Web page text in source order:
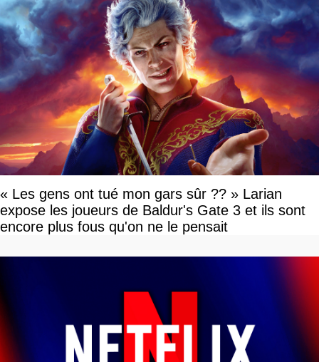
« Les gens ont tué mon gars sûr ?? » Larian
expose les joueurs de Baldur's Gate 3 et ils sont
encore plus fous qu'on ne le pensait